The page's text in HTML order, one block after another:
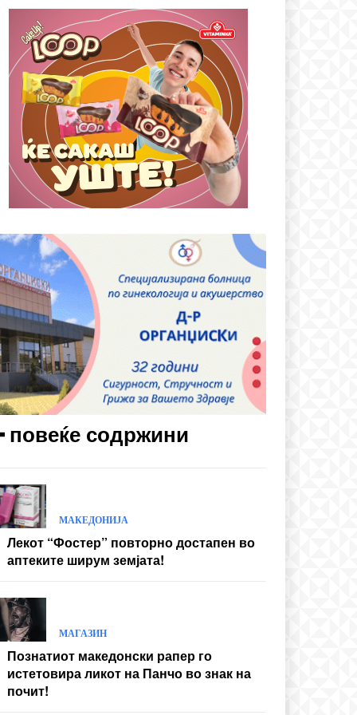
повеќе содржини
МАКЕДОНИЈА
Лекот “Фостер” повторно достапен во
аптеките ширум земјата!
МАГАЗИН
Познатиот македонски рапер го
истетовира ликот на Панчо во знак на
почит!